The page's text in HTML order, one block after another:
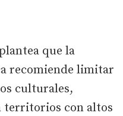
que la
recomiende limitar
culturales,
territorios con altos